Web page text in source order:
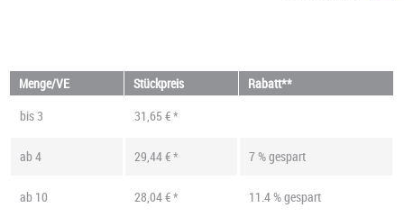
Menge/VE Stückpreis
Rabatt**
bis 3 31,65 € *
ab4 29,44 € * 7 % gespart
ab 10 28,04 € *
11.4 % gespart